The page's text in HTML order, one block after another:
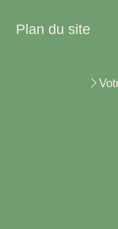
Plan du site